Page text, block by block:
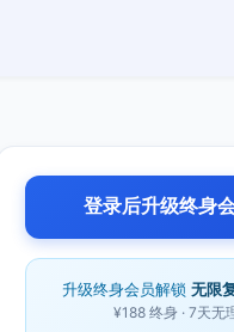
登录后升级终身
升级终身会员解锁 无限
¥188 终身 · 7天无